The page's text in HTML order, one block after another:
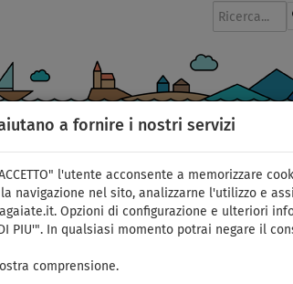
a fornire i nostri servizi
l'utente acconsente a memorizzare
navigazione nel sito, analizzarne l'utilizzo e
Opzioni di configurazione e ulteriori
PIU'". In qualsiasi momento potrai negare il
comprensione.SUP AQUA